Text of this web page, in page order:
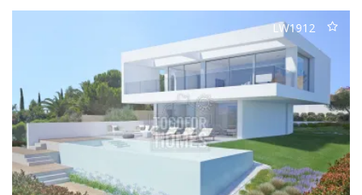
LW1912